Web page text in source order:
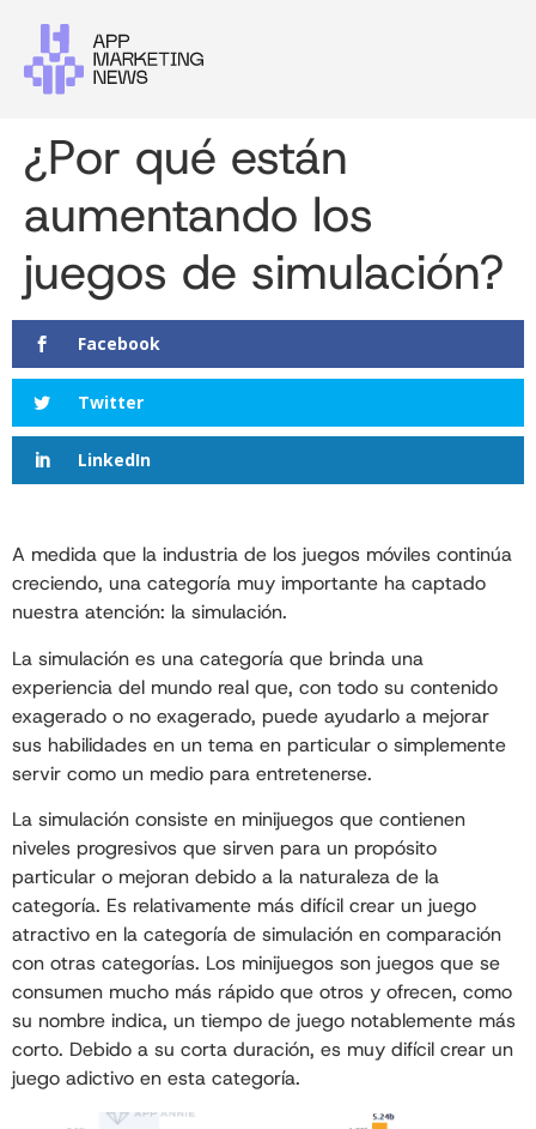
¿Por qué están
aumentando los
juegos de simulación?
Facebook
Twitter
LinkedIn
A medida que la industria de los juegos móviles continúa
creciendo, una categoría muy importante ha captado
nuestra atención: la simulación.
La simulación es una categoría que brinda una
experiencia del mundo real que, con todo su contenido
exagerado o no exagerado, puede ayudarlo a mejorar
sus habilidades en un tema en particular o simplemente
servir como un medio para entretenerse.
La simulación consiste en minijuegos que contienen
niveles progresivos que sirven para un propósito
particular o mejoran debido a la naturaleza de la
categoría. Es relativamente más difícil crear un juego
atractivo en la categoría de simulación en comparación
con otras categorías. Los minijuegos son juegos que se
consumen mucho más rápido que otros y ofrecen, como
su nombre indica, un tiempo de juego notablemente más
corto. Debido a su corta duración, es muy difícil crear un
juego adictivo en esta categoría.